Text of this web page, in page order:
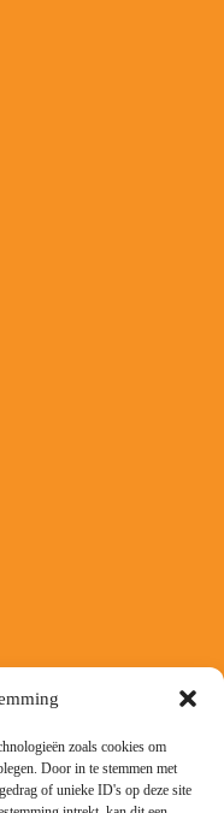
zoals cookies om
Door in te stemmen met
of unieke ID's op deze site